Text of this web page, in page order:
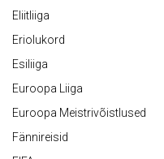
Eliitliiga
Eriolukord
Esiliiga
Euroopa Liiga
Euroopa Meistrivõistlused
Fännireisid